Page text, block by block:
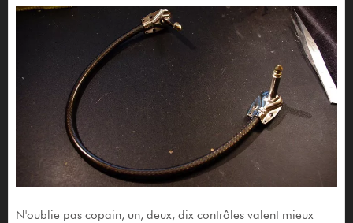
N'oublie pas copain, un, deux, dix contrôles valent mieux